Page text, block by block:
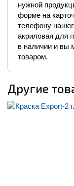
нужной
форме на
телефону
акриловая для
в наличии и вы
товаром.
Другие